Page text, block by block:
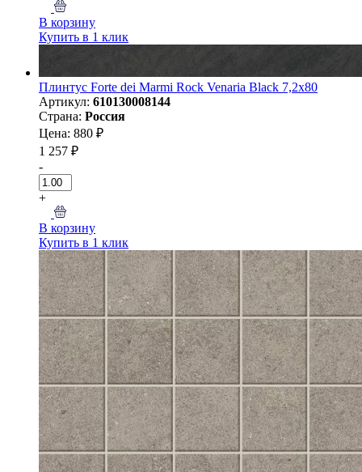
В корзину
Купить в 1 клик
Плинтус Forte dei Marmi Rock Venaria Black 7,2x80
Артикул: 610130008144
Страна: Россия
Цена: 880 ₽
1 257 ₽
-
+
В корзину
Купить в 1 клик